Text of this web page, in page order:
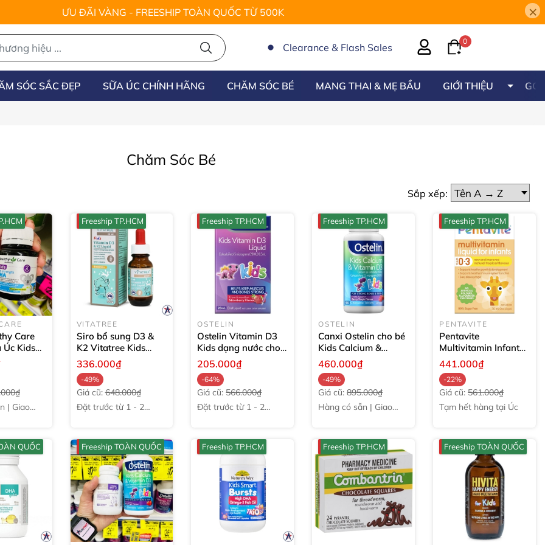
ƯU ĐÃI VÀNG - FREESHIP TOÀN QUỐC TỪ 500K ×
Clearance & Flash Sales
0
SÓC SẮC ĐẸP SỮA ÚC CHÍNH HÃNG CHĂM SÓC BÉ MANG THAI & MẸ BẦU GIỚI THIỆU
Chăm Sóc Bé
Sắp xếp:
Care
Úc Kids
DHA
| Giao
Freeship TP.HCM
VITATREE
Siro bổ sung D3 &
K2 Vitatree Kids
Vitamin Liquid
336.000₫
-49%
Giá cũ:648.000₫
Đặt trước từ 1 - 2
Freeship TP.HCM
OSTELIN
Ostelin Vitamin D3
Kids dạng nước cho
bé từ 6 tháng tuổi
20ml
205.000₫
-64%
Giá cũ:566.000₫
Đặt trước từ 1 - 2
Freeship TP.HCM
OSTELIN
Canxi Ostelin cho bé
Kids Calcium &
Vitamin D3 của Úc
90 viên
460.000₫
-49%
Giá cũ:895.000₫
Hàng có sẵn | Giao
Freeship TP.HCM
PENTAVITE
Pentavite
Multivitamin Infant
Liquid cho bé từ 0
đến 3 tuổi30ml
441.000₫
-22%
Giá cũ:561.000₫
Tạm hết hàng tại Úc
QUỐC Freeship TOÀN QUỐC Freeship TP.HCM Freeship TP.HCM Freeship TOÀN QUỐC